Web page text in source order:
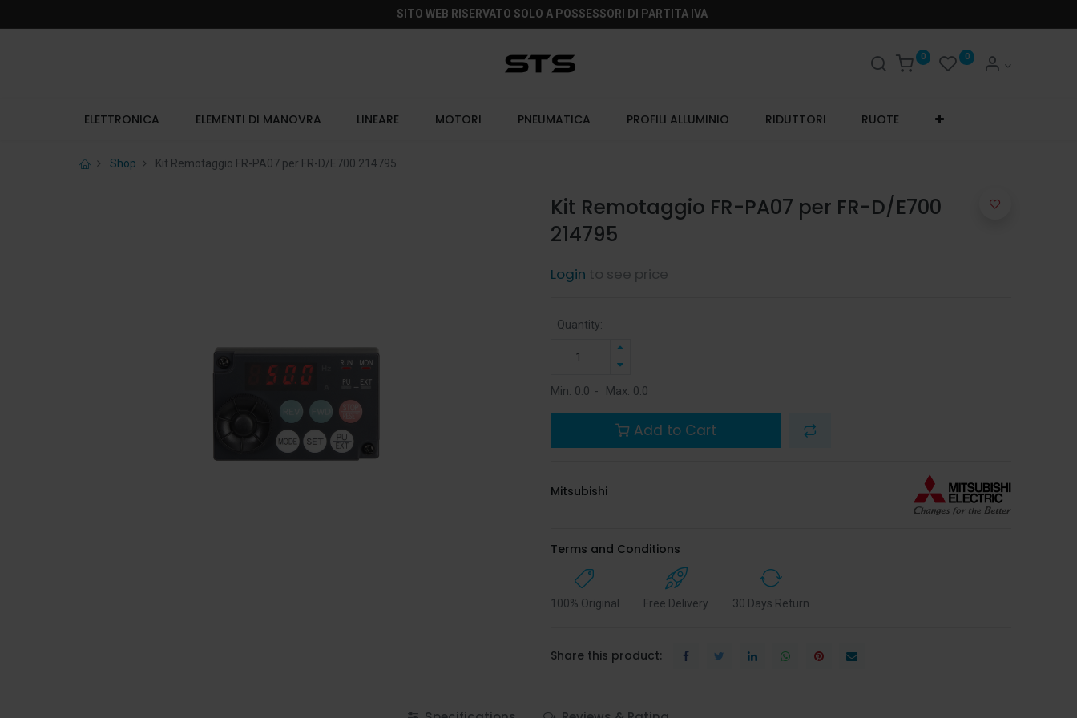
SITO WEB RISERVATO SOLO A POSSESSORI DI PARTITA IVA
0 0
ELETTRONICA ELEMENTI DI MANOVRA LINEARE MOTORI PNEUMATICA PROFILI ALLUMINIO RIDUTTORI RUOTE
Shop Kit Remotaggio FR-PA07 per FR-D/E700 214795
Kit Remotaggio FR-PA07 per FR-D/E700
214795
Login to see price
Quantity:
Min: 0.0 - Max: 0.0
Add to Cart
Mitsubishi
Terms and Conditions
100% Original Free Delivery 30 Days Return
Share this product: